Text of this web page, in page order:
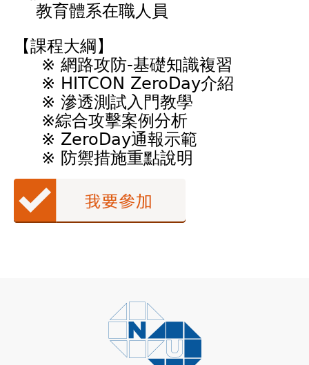
教育體系在職人員
【課程大綱】
※ 網路攻防-基礎知識複習
※ HITCON ZeroDay介紹
※ 滲透測試入門教學
※綜合攻擊案例分析
※ ZeroDay通報示範
※ 防禦措施重點說明